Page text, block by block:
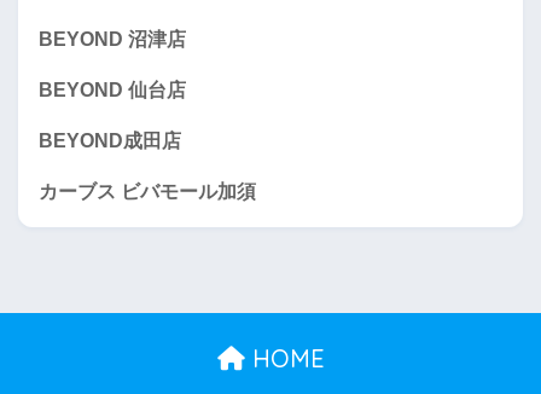
BEYOND 沼津店
BEYOND 仙台店
BEYOND成田店
カーブス ビバモール加須
HOME